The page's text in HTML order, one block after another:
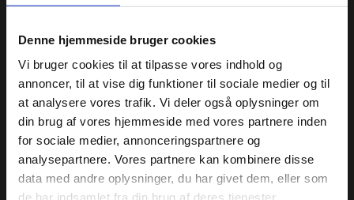
Denne hjemmeside bruger cookies
Vi bruger cookies til at tilpasse vores indhold og
annoncer, til at vise dig funktioner til sociale medier og til
at analysere vores trafik. Vi deler også oplysninger om
din brug af vores hjemmeside med vores partnere inden
for sociale medier, annonceringspartnere og
analysepartnere. Vores partnere kan kombinere disse
data med andre oplysninger, du har givet dem, eller som
de har indsamlet fra din brug af deres tjenester.